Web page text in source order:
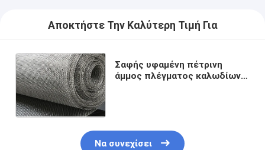
Αποκτήστε Την Καλύτερη Τιμή Για
Σαφής υφαμένη πέτρινη
άμμος πλέγματος καλωδίων
Να συνεχίσει